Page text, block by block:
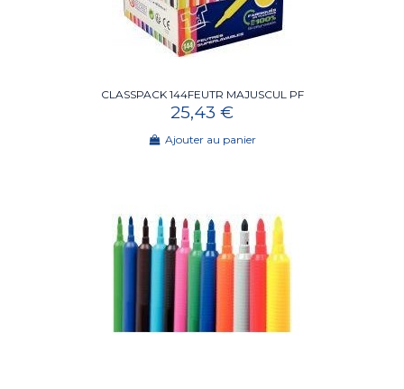
CLASSPACK 144FEUTR MAJUSCUL PF
25,43 €
Ajouter au panier